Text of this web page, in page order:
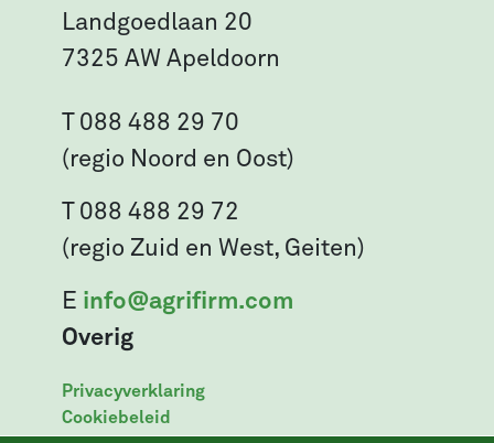
Landgoedlaan 20
7325 AW Apeldoorn
T 088 488 29 70
(regio Noord en Oost)
T 088 488 29 72
(regio Zuid en West, Geiten)
E info@agrifirm.com
Overig
Privacyverklaring
Cookiebeleid